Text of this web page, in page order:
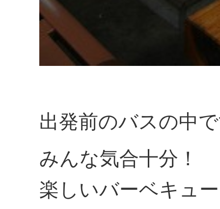
出発前のバスの中
みんな気合十分！
楽しいバーベキュ